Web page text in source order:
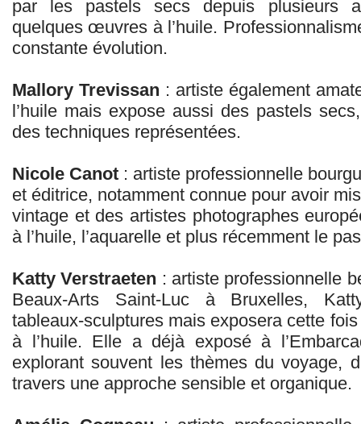
par les pastels secs depuis plusieurs
quelques œuvres à l’huile.
constante évolution.
Mallory Trevissan : artiste également
l’huile mais expose aussi des pastels
des techniques représentées.
Nicole Canot : artiste professionnelle
et éditrice, notamment connue pour avoir
vintage et des artistes photographes
à l’huile, l’aquarelle et plus récemment le
Katty Verstraeten : artiste professionnelle
Beaux‑Arts Saint‑Luc à Bruxelles,
tableaux‑sculptures mais exposera cette
à l’huile. Elle a déjà exposé à
explorant souvent les thèmes du voyage,
travers une approche sensible et organique.